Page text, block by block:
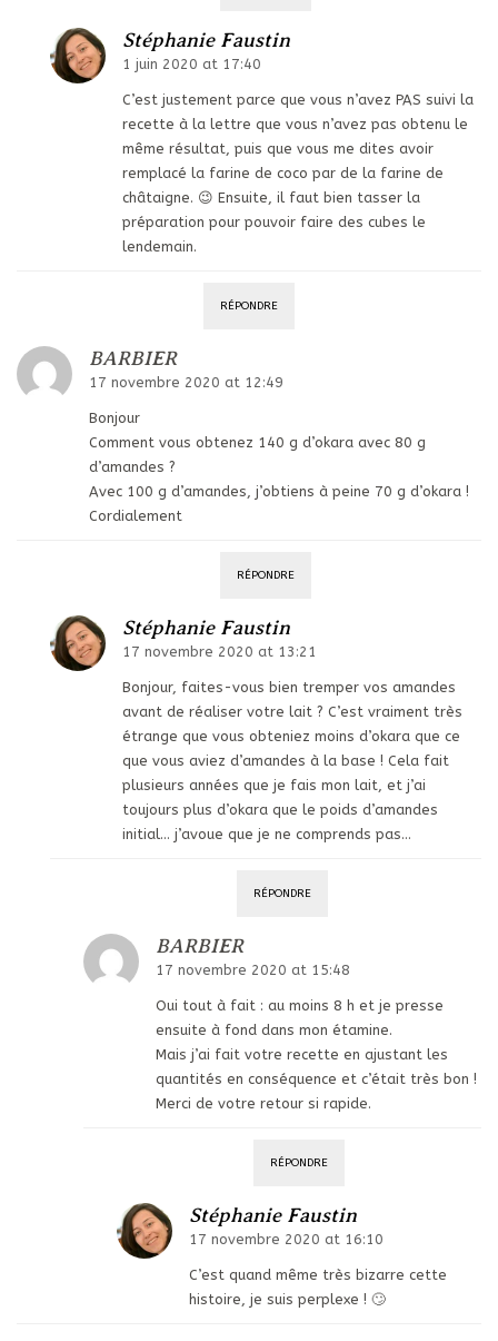
Stéphanie Faustin
1 juin 2020 at 17:40
C’est justement parce que vous n’avez PAS suivi la
recette à la lettre que vous n’avez pas obtenu le
même résultat, puis que vous me dites avoir
remplacé la farine de coco par de la farine de
châtaigne. 😉 Ensuite, il faut bien tasser la
préparation pour pouvoir faire des cubes le
lendemain.
RÉPONDRE
BARBIER
17 novembre 2020 at 12:49
Bonjour
Comment vous obtenez 140 g d’okara avec 80 g
d’amandes ?
Avec 100 g d’amandes, j’obtiens à peine 70 g d’okara !
Cordialement
RÉPONDRE
Stéphanie Faustin
17 novembre 2020 at 13:21
Bonjour, faites-vous bien tremper vos amandes
avant de réaliser votre lait ? C’est vraiment très
étrange que vous obteniez moins d’okara que ce
que vous aviez d’amandes à la base ! Cela fait
plusieurs années que je fais mon lait, et j’ai
toujours plus d’okara que le poids d’amandes
initial… j’avoue que je ne comprends pas…
RÉPONDRE
BARBIER
17 novembre 2020 at 15:48
Oui tout à fait : au moins 8 h et je presse
ensuite à fond dans mon étamine.
Mais j’ai fait votre recette en ajustant les
quantités en conséquence et c’était très bon !
Merci de votre retour si rapide.
RÉPONDRE
Stéphanie Faustin
17 novembre 2020 at 16:10
C’est quand même très bizarre cette
histoire, je suis perplexe ! 🙄